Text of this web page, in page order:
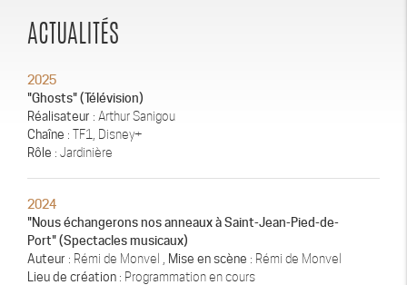
ACTUALITÉS
2025
"Ghosts" (Télévision)
Réalisateur : Arthur Sanigou
Chaîne : TF1, Disney+
Rôle : Jardinière
2024
"Nous échangerons nos anneaux à Saint-Jean-Pied-de-
Port" (Spectacles musicaux)
Auteur : Rémi de Monvel , Mise en scène : Rémi de Monvel
Lieu de création : Programmation en cours